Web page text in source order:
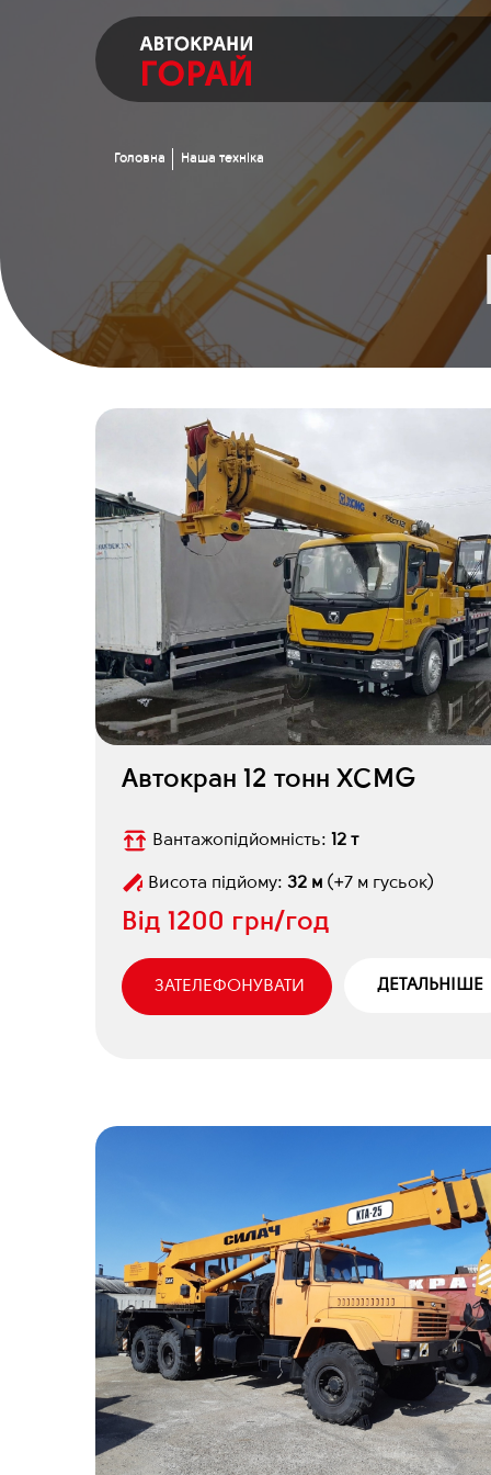
Головна Наша техніка
Автокран 12 тонн XCMG
Вантажопідйомність: 12 т
Висота підйому: 32 м (+7 м гусьок)
Від 1200 грн/год
ЗАТЕЛЕФОНУВАТИ ДЕТАЛЬНІШЕ